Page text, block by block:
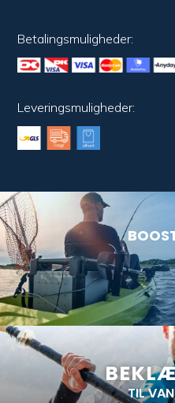
Betalingsmuligheder:
Leveringsmuligheder:
TIL